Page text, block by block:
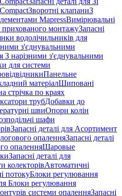
Зворотні клапаниЗ
MapressВимірювальні
прихованого монтажуЗапасні
водолічильників для
з'єднувальними
З нарізними з'єднувальними
для системи
Панельне
матеріалШиповані
стрічка по краях
трубДобавки до
швиОпори колін
шафи
Запасні деталі для Асортимент
опаленняЗапасні деталі
опаленняШаровые
Запасні деталі для
колекторівАвтоматичні
потокуБлоки регулювання
Блоки регулювання
системи опаленняЗапасні